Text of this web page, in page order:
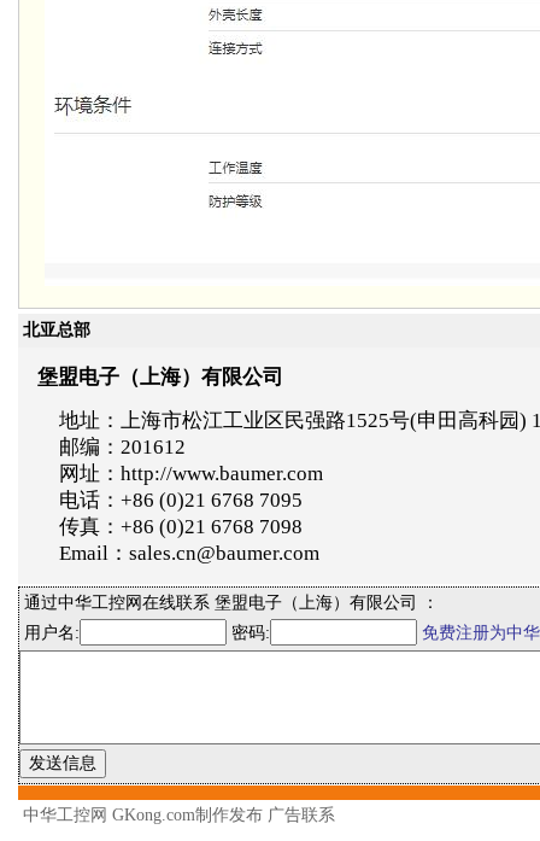
北亚总部
堡盟电子（上海）有限公司
地址：上海市松江工业区民强路1525号(申田高科园)
邮编：201612
网址：http://www.baumer.com
电话：+86 (0)21 6768 7095
传真：+86 (0)21 6768 7098
Email：sales.cn@baumer.com
通过中华工控网在线联系 堡盟电子（上海）有限公司 ：
用户名:
密码: 免费注册为中
中华工控网 GKong.com制作发布 广告联系